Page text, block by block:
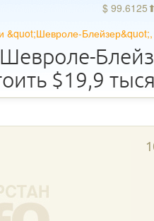
$
&quot;Шевроле-
$19,9